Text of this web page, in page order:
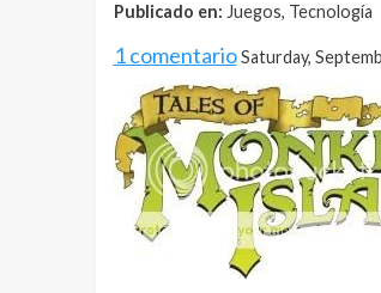
Publicado en: Juegos, Tecnología
1 comentario Saturday,